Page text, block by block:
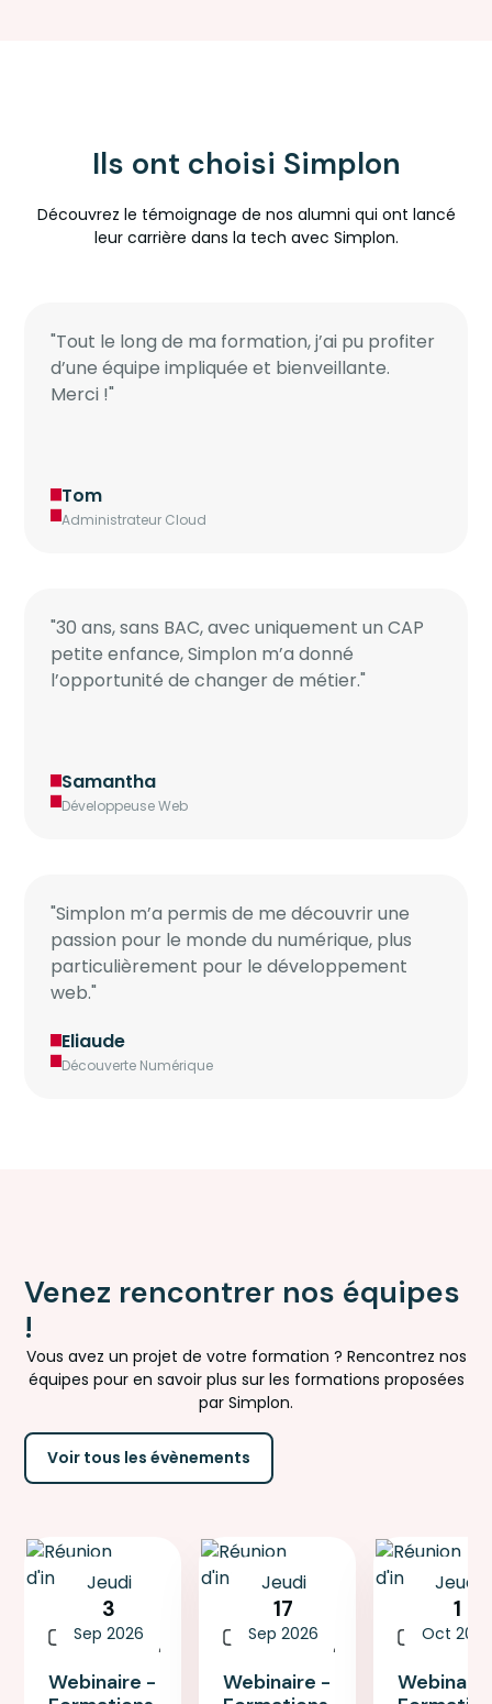
Ils ont choisi Simplon
Découvrez le témoignage de nos alumni qui ont lancé
leur carrière dans la tech avec Simplon.
"Tout le long de ma formation, j’ai pu profiter
d’une équipe impliquée et bienveillante.
Merci !"
Tom
Administrateur Cloud
"30 ans, sans BAC, avec uniquement un CAP
petite enfance, Simplon m’a donné
l’opportunité de changer de métier."
Samantha
Développeuse Web
"Simplon m’a permis de me découvrir une
passion pour le monde du numérique, plus
particulièrement pour le développement
web."
Eliaude
Découverte Numérique
Venez rencontrer nos équipes
!
Vous avez un projet de votre formation ? Rencontrez nos
équipes pour en savoir plus sur les formations proposées
par Simplon.
Voir tous les évènements
Réunion
d'information
Webinaire -
Jeudi
3
Sep 2026
Réunion
d'information
Webinaire -
Jeudi
17
Sep 2026
Réunion
Jeudi
1
Oct